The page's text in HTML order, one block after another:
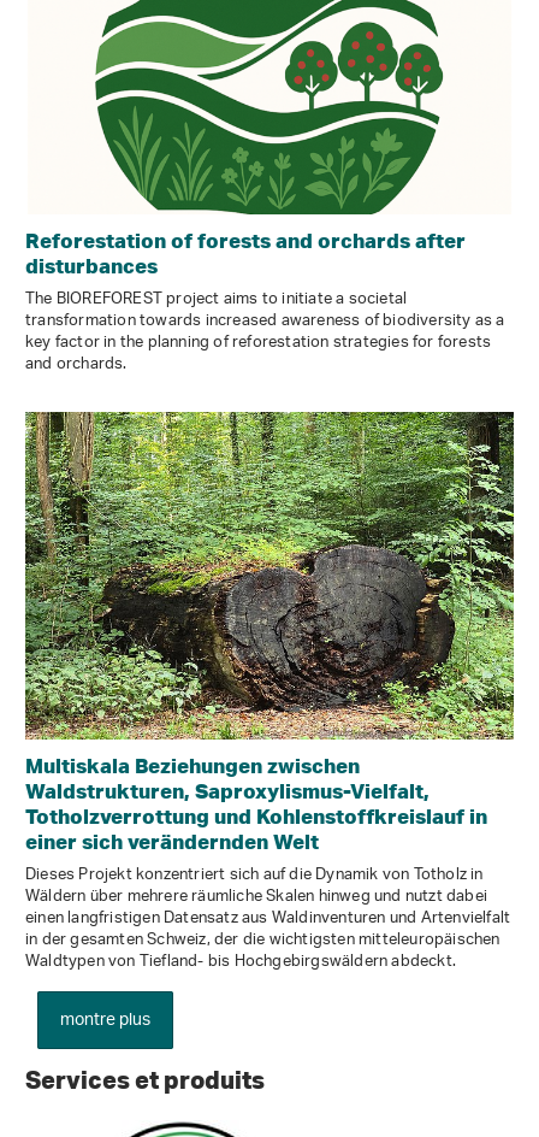
Reforestation of forests and orchards after
disturbances
The BIOREFOREST project aims to initiate a societal
transformation towards increased awareness of biodiversity as a
key factor in the planning of reforestation strategies for forests
and orchards.
Multiskala Beziehungen zwischen
Waldstrukturen, Saproxylismus-Vielfalt,
Totholzverrottung und Kohlenstoffkreislauf in
einer sich verändernden Welt
Dieses Projekt konzentriert sich auf die Dynamik von Totholz in
Wäldern über mehrere räumliche Skalen hinweg und nutzt dabei
einen langfristigen Datensatz aus Waldinventuren und Artenvielfalt
in der gesamten Schweiz, der die wichtigsten mitteleuropäischen
Waldtypen von Tiefland- bis Hochgebirgswäldern abdeckt.
montre plus
Services et produits